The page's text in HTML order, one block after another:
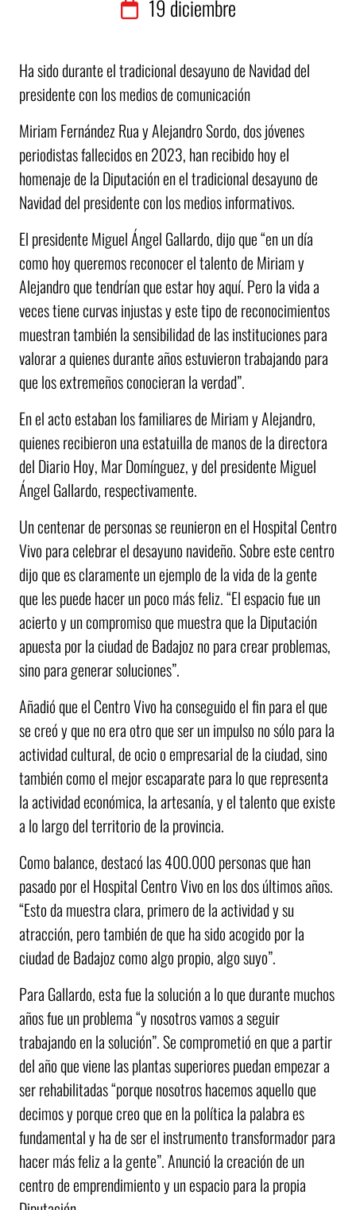
19 diciembre
Ha sido durante el tradicional desayuno de Navidad del
presidente con los medios de comunicación
Miriam Fernández Rua y Alejandro Sordo, dos jóvenes
periodistas fallecidos en 2023, han recibido hoy el
homenaje de la Diputación en el tradicional desayuno de
Navidad del presidente con los medios informativos.
El presidente Miguel Ángel Gallardo, dijo que “en un día
como hoy queremos reconocer el talento de Miriam y
Alejandro que tendrían que estar hoy aquí. Pero la vida a
veces tiene curvas injustas y este tipo de reconocimientos
muestran también la sensibilidad de las instituciones para
valorar a quienes durante años estuvieron trabajando para
que los extremeños conocieran la verdad”.
En el acto estaban los familiares de Miriam y Alejandro,
quienes recibieron una estatuilla de manos de la directora
del Diario Hoy, Mar Domínguez, y del presidente Miguel
Ángel Gallardo, respectivamente.
Un centenar de personas se reunieron en el Hospital Centro
Vivo para celebrar el desayuno navideño. Sobre este centro
dijo que es claramente un ejemplo de la vida de la gente
que les puede hacer un poco más feliz. “El espacio fue un
acierto y un compromiso que muestra que la Diputación
apuesta por la ciudad de Badajoz no para crear problemas,
sino para generar soluciones”.
Añadió que el Centro Vivo ha conseguido el fin para el que
se creó y que no era otro que ser un impulso no sólo para la
actividad cultural, de ocio o empresarial de la ciudad, sino
también como el mejor escaparate para lo que representa
la actividad económica, la artesanía, y el talento que existe
a lo largo del territorio de la provincia.
Como balance, destacó las 400.000 personas que han
pasado por el Hospital Centro Vivo en los dos últimos años.
“Esto da muestra clara, primero de la actividad y su
atracción, pero también de que ha sido acogido por la
ciudad de Badajoz como algo propio, algo suyo”.
Para Gallardo, esta fue la solución a lo que durante muchos
años fue un problema “y nosotros vamos a seguir
trabajando en la solución”. Se comprometió en que a partir
del año que viene las plantas superiores puedan empezar a
ser rehabilitadas “porque nosotros hacemos aquello que
decimos y porque creo que en la política la palabra es
fundamental y ha de ser el instrumento transformador para
hacer más feliz a la gente”. Anunció la creación de un
centro de emprendimiento y un espacio para la propia